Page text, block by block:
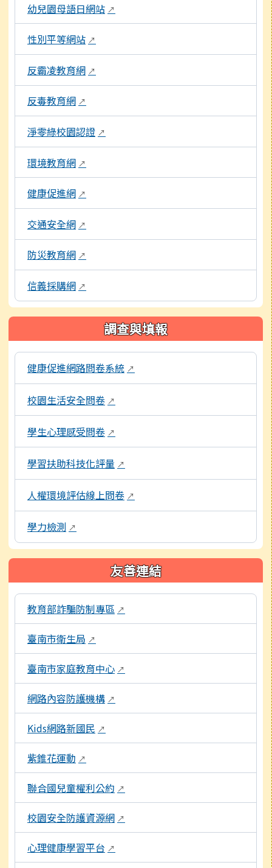
幼兒園母語日網站 ↗
性別平等網站 ↗
反霸凌教育網 ↗
反毒教育網 ↗
淨零綠校園認證 ↗
環境教育網 ↗
健康促進網 ↗
交通安全網 ↗
防災教育網 ↗
信義採購網 ↗
調查與填報
本區域包含各項線上問卷與評量系統連結，點擊後皆會另開
健康促進網路問卷系統 ↗
校園生活安全問卷 ↗
學生心理感受問卷 ↗
學習扶助科技化評量 ↗
人權環境評估線上問卷 ↗
學力檢測 ↗
友善連結
本區域包含外部學習資源連結，點擊後皆會另開視窗。
教育部詐騙防制專區 ↗
臺南市衛生局 ↗
臺南市家庭教育中心 ↗
網路內容防護機構 ↗
Kids網路新國民 ↗
紫錐花運動 ↗
聯合國兒童權利公約 ↗
校園安全防護資源網 ↗
心理健康學習平台 ↗